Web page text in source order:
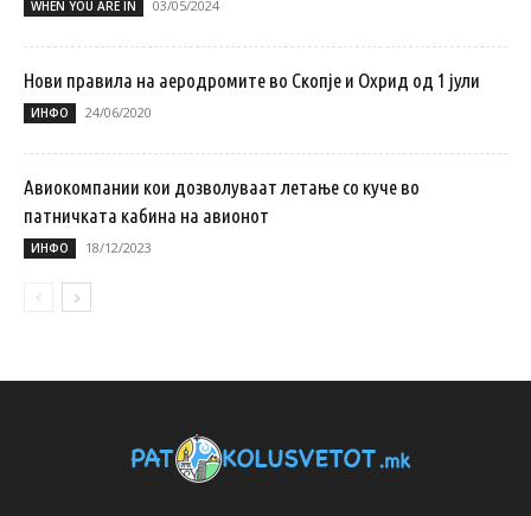
WHEN YOU ARE IN 03/05/2024
Нови правила на аеродромите во Скопје и Охрид од 1 јули
ИНФО 24/06/2020
Авиокомпании кои дозволуваат летање со кучe во
патничката кабина на авионот
ИНФО 18/12/2023